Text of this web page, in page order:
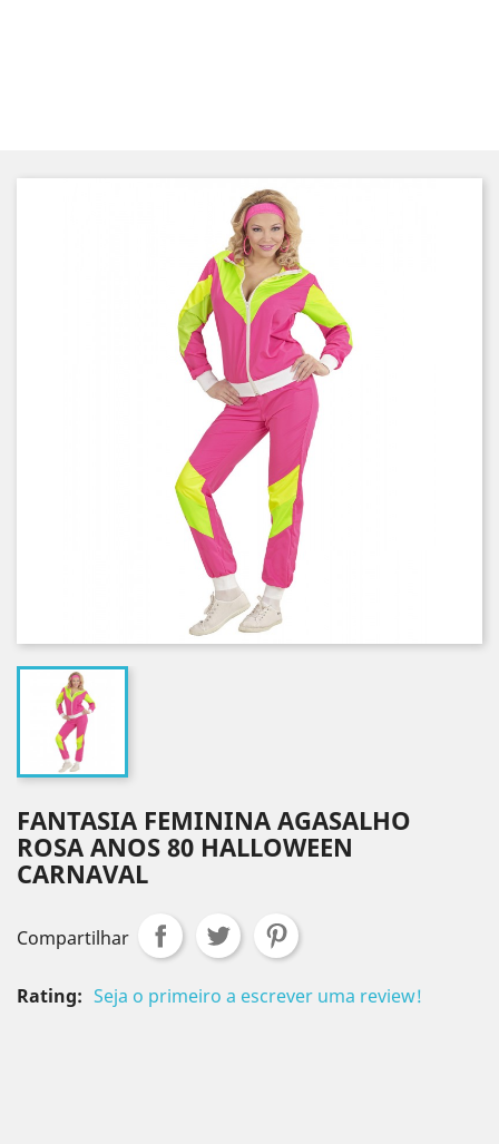
FANTASIA FEMININA AGASALHO
ROSA ANOS 80 HALLOWEEN
CARNAVAL
Compartilhar
Rating: Seja o primeiro a escrever uma review!